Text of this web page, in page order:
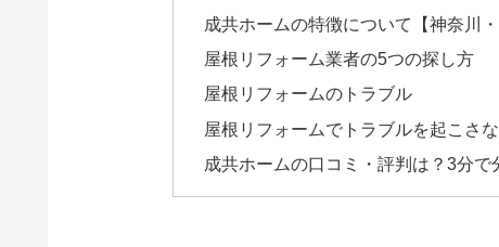
成共ホームの特徴について【神奈川
屋根リフォーム業者の5つの探し方
屋根リフォームのトラブル
屋根リフォームでトラブルを起こさ
成共ホームの口コミ・評判は？3分